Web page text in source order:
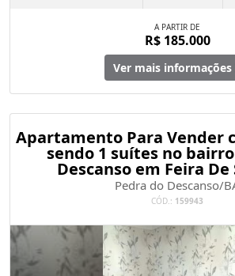
A PARTIR DE
R$ 185.000
Ver mais informações
Apartamento Para Vender
sendo 1 suítes no
Descanso em Feira
Pedra do Descanso/
CÓD.: 159943